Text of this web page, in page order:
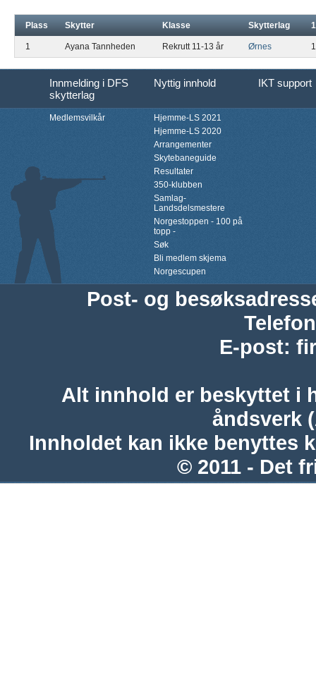
Plass Skytter Klasse Skytterlag
1 Ayana Tannheden Rekrutt 11-13 år Ørnes
Innmelding i DFS
skytterlag
Nyttig innhold IKT support
Medlemsvilkår
Hjemme-LS 2021
Hjemme-LS 2020
Arrangementer
Skytebaneguide
Resultater
350-klubben
Samlag-
Landsdelsmestere
Norgestoppen - 100 på
topp -
Søk
Bli medlem skjema
Norgescupen
Post- og
Telefon
E-post:
Alt innhold er beskyttet i
åndsverk
Innholdet kan ikke benyttes
© 2011 - Det